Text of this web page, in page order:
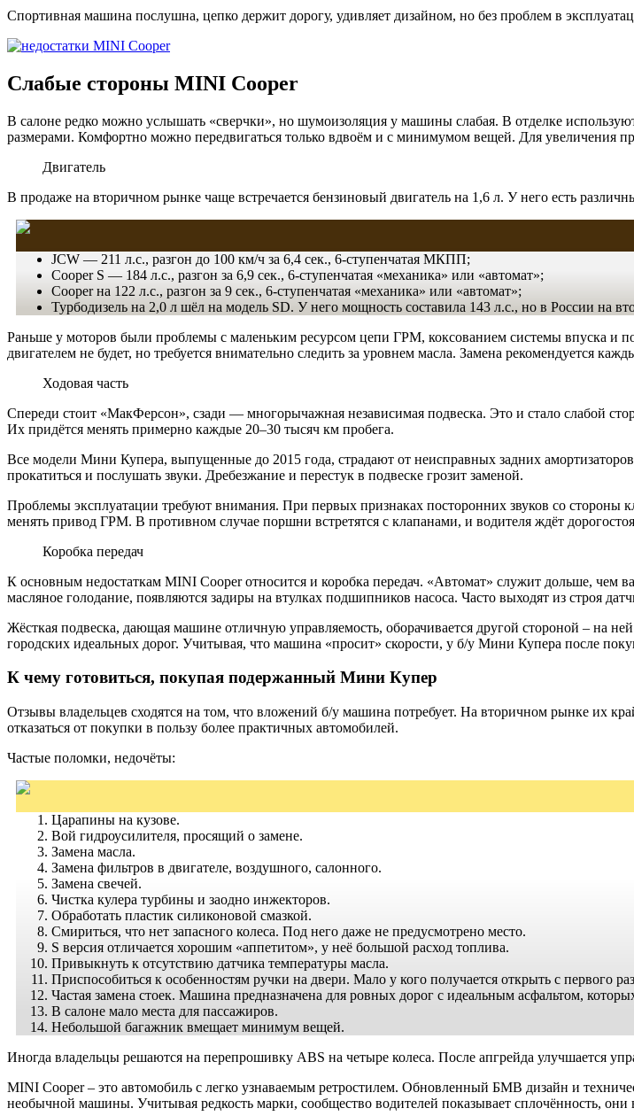
Спортивная машина послушна, цепко держит дорогу, удивляет дизайном, но без проблем в
Слабые стороны MINI Cooper
В салоне редко можно услышать «сверчки», но шумоизоляция у машины слабая. В отделке
размерами. Комфортно можно передвигаться только вдвоём и с минимумом вещей. Для увеличения
Двигатель
В продаже на вторичном рынке чаще встречается бензиновый двигатель на 1,6 л. У него есть
JCW — 211 л.с., разгон до 100 км/ч за 6,4 сек., 6-ступенчатая МКПП;
Cooper S — 184 л.с., разгон за 6,9 сек., 6-ступенчатая «механика» или «автомат»;
Cooper на 122 л.с., разгон за 9 сек., 6-ступенчатая «механика» или «автомат»;
Турбодизель на 2,0 л шёл на модель SD. У него мощность составила 143 л.с., но в России на
Раньше у моторов были проблемы с маленьким ресурсом цепи ГРМ, коксованием системы впуска и
двигателем не будет, но требуется внимательно следить за уровнем масла. Замена рекомендуется
Ходовая часть
Спереди стоит «МакФерсон», сзади — многорычажная независимая подвеска. Это и стало слабой
Их придётся менять примерно каждые 20–30 тысяч км пробега.
Все модели Мини Купера, выпущенные до 2015 года, страдают от неисправных задних
прокатиться и послушать звуки. Дребезжание и перестук в подвеске грозит заменой.
Проблемы эксплуатации требуют внимания. При первых признаках посторонних звуков со
менять привод ГРМ. В противном случае поршни встретятся с клапанами, и водителя ждёт
Коробка передач
К основным недостаткам MINI Cooper относится и коробка передач. «Автомат» служит дольше, чем
масляное голодание, появляются задиры на втулках подшипников насоса. Часто выходят из строя
Жёсткая подвеска, дающая машине отличную управляемость, оборачивается другой стороной – на
городских идеальных дорог. Учитывая, что машина «просит» скорости, у б/у Мини Купера после
К чему готовиться, покупая подержанный Мини Купер
Отзывы владельцев сходятся на том, что вложений б/у машина потребует. На вторичном рынке их
отказаться от покупки в пользу более практичных автомобилей.
Частые поломки, недочёты:
Царапины на кузове.
Вой гидроусилителя, просящий о замене.
Замена масла.
Замена фильтров в двигателе, воздушного, салонного.
Замена свечей.
Чистка кулера турбины и заодно инжекторов.
Обработать пластик силиконовой смазкой.
Смириться, что нет запасного колеса. Под него даже не предусмотрено место.
S версия отличается хорошим «аппетитом», у неё большой расход топлива.
Привыкнуть к отсутствию датчика температуры масла.
Приспособиться к особенностям ручки на двери. Мало у кого получается открыть с первого
Частая замена стоек. Машина предназначена для ровных дорог с идеальным асфальтом,
В салоне мало места для пассажиров.
Небольшой багажник вмещает минимум вещей.
Иногда владельцы решаются на перепрошивку ABS на четыре колеса. После апгрейда улучшается
MINI Cooper – это автомобиль с легко узнаваемым ретростилем. Обновленный БМВ дизайн и
необычной машины. Учитывая редкость марки, сообщество водителей показывает сплочённость, они